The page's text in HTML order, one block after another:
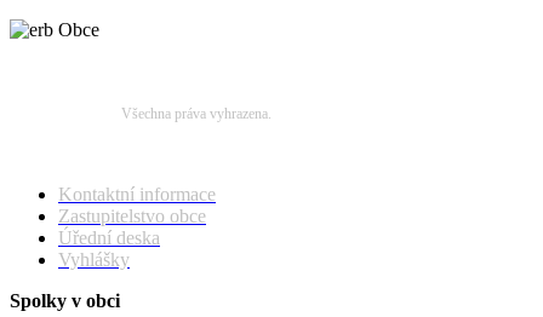
Všechna práva vyhrazena.
Kontaktní informace
Zastupitelstvo obce
Úřední deska
Vyhlášky
Spolky v obci